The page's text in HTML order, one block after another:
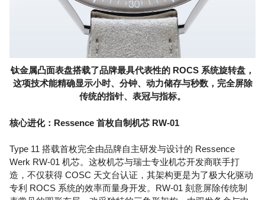
钛金属凸面表盘搭载了品牌最具代表性的 ROCS 系统旋转盘，
这项技术能精确显示小时、分钟、动力储存与秒数，完全屏除
传统的指针、表冠与指标。
核心进化：Ressence 首枚自制机芯 RW-01
Type 11 搭载首枚完全由品牌自主研发与设计的 Ressence
Werk RW-01 机芯。这枚机芯与瑞士专业机芯开发商联手打
造，不仅获得 COSC 天文台认证，其架构更是为了极大化驱动
专利 ROCS 系统的效率而量身开发。RW-01 刻意屏除传统制